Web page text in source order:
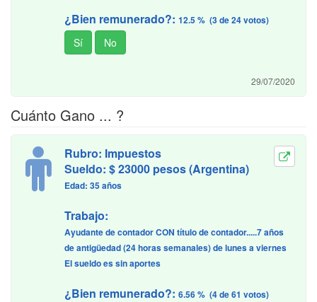
¿Bien remunerado?: 12.5 % (3 de 24 votos)
29/07/2020
Cuánto Gano ... ?
Rubro: Impuestos
Sueldo: $ 23000 pesos (Argentina)
Edad: 35 años
Trabajo:
Ayudante de contador CON título de contador.....7 años
de antigüedad (24 horas semanales) de lunes a viernes
El sueldo es sin aportes
¿Bien remunerado?: 6.56 % (4 de 61 votos)